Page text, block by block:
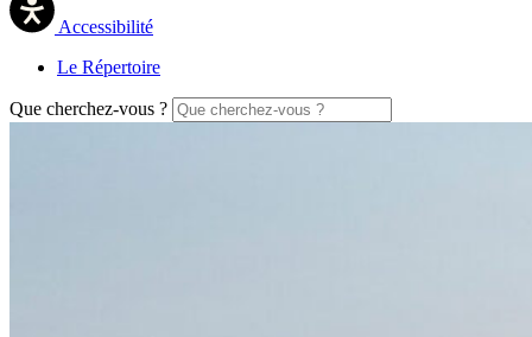
Accessibilité
Le Répertoire
Que cherchez-vous ?